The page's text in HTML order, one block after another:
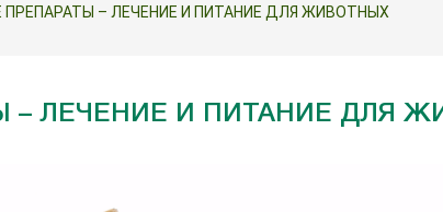
ПРЕПАРАТЫ – ЛЕЧЕНИЕ И ПИТАНИЕ ДЛЯ ЖИВОТНЫХ
– ЛЕЧЕНИЕ И ПИТАНИЕ ДЛЯ